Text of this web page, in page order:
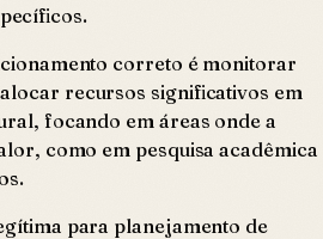
correto é monitorar
recursos significativos em
focando em áreas onde a
como em pesquisa acadêmica
para planejamento de